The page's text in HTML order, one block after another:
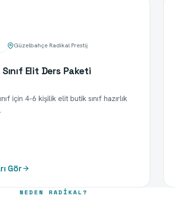
Güzelbahçe Radikal Prestij
Sınıf Elit Ders Paketi
için 4-6 kişilik elit butik sınıf hazırlık
Gör
NEDEN RADIKAL?